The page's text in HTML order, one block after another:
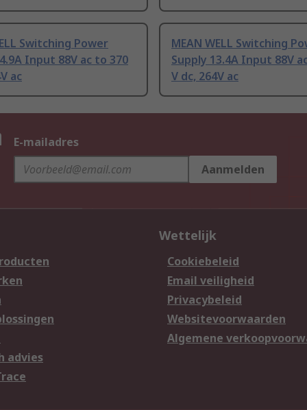
Switching Power
Input 88V ac to 370
ac
MEAN WELL Switching
Supply 13.4A Input 88V
V dc, 264V ac
E-mailadres
Aanmelden
advies
Wettelijk
Cookiebeleid
Email veiligheid
Privacybeleid
Websitevoorwaarden
Algemene